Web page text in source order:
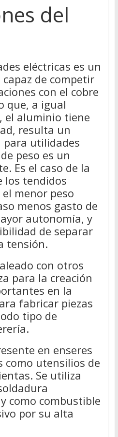
del
eléctricas es un
de competir
con el cobre
que, a igual
el aluminio tiene
resulta un
utilidades
peso es un
Es el caso de la
los tendidos
menor peso
menos gasto de
autonomía, y
de separar
tensión.
con otros
para la creación
en la
fabricar piezas
tipo de
en enseres
como utensilios de
Se utiliza
como combustible
por su alta